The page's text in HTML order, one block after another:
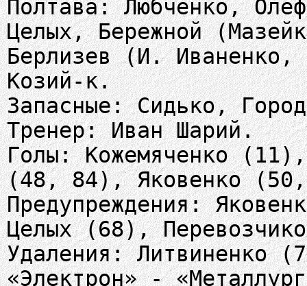
Полтава: Любченко,
Целых, Бережной
Берлизев (И.
Козий-к.
Запасные: Сидько,
Тренер: Иван Шарий.
Голы: Кожемяченко
(48, 84), Яковенко
Предупреждения:
Целых (68),
Удаления: Литвиненко
«Электрон» -